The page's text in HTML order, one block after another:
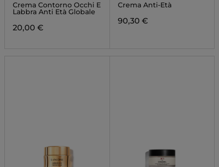
Crema Contorno Occhi E
Labbra Anti Età Globale
20,00 €
Crema Anti-Età
90,30 €